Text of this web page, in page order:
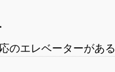
のエレベーターがある